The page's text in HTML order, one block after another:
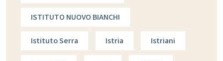
ISTITUTO NUOVO BIANCHI
Istituto Serra Istria Istriani